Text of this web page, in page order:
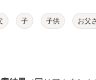
子 子供 お父